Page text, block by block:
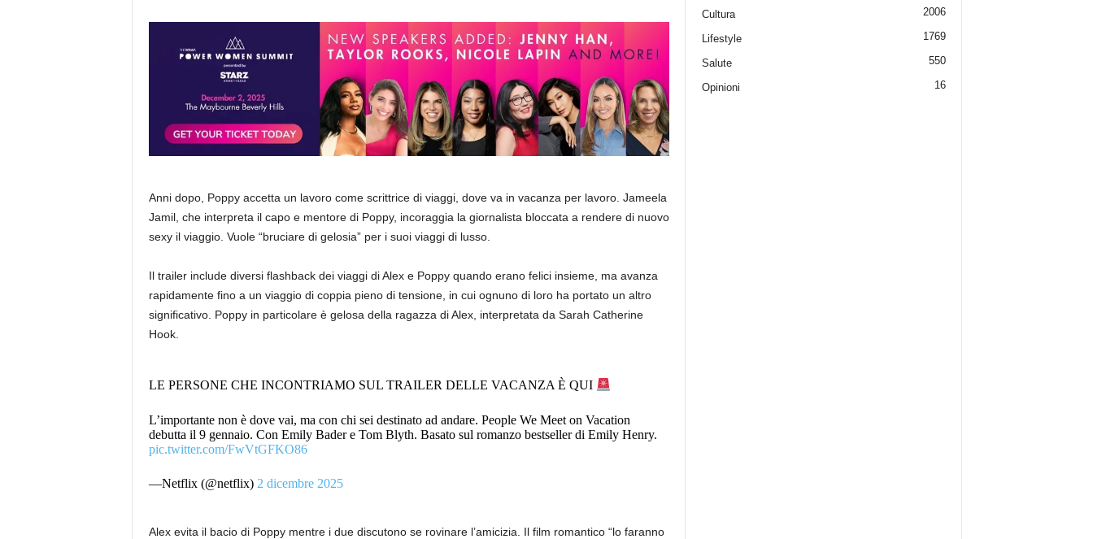
Anni dopo, Poppy accetta un lavoro come scrittrice di viaggi, dove va in vacanza per lavoro. Jameela
Jamil, che interpreta il capo e mentore di Poppy, incoraggia la giornalista bloccata a rendere di nuovo
sexy il viaggio. Vuole “bruciare di gelosia” per i suoi viaggi di lusso.
Il trailer include diversi flashback dei viaggi di Alex e Poppy quando erano felici insieme, ma avanza
rapidamente fino a un viaggio di coppia pieno di tensione, in cui ognuno di loro ha portato un altro
significativo. Poppy in particolare è gelosa della ragazza di Alex, interpretata da Sarah Catherine
Hook.
LE PERSONE CHE INCONTRIAMO SUL TRAILER DELLE VACANZA È QUI
L’importante non è dove vai, ma con chi sei destinato ad andare. People We Meet on Vacation
debutta il 9 gennaio. Con Emily Bader e Tom Blyth. Basato sul romanzo bestseller di Emily Henry.
pic.twitter.com/FwVtGFKO86
—Netflix (@netflix) 2 dicembre 2025
Alex evita il bacio di Poppy mentre i due discutono se rovinare l’amicizia. Il film romantico “lo faranno
Cultura 2006
Lifestyle 1769
Salute 550
Opinioni 16